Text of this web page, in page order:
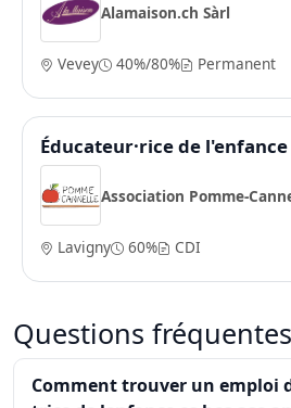
Alamaison.ch Sàrl
Vevey 40%/80% Permanent
Éducateur·rice de l'enfance
Association Pomme-
Lavigny 60% CDI
Questions fréquentes
Comment trouver un emploi